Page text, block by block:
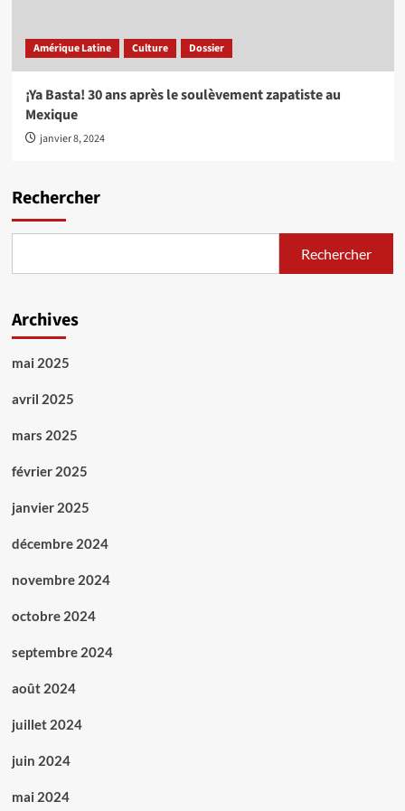
Amérique Latine Culture Dossier
¡Ya Basta! 30 ans après le soulèvement zapatiste au
Mexique
janvier 8, 2024
Rechercher
Rechercher
Archives
mai 2025
avril 2025
mars 2025
février 2025
janvier 2025
décembre 2024
novembre 2024
octobre 2024
septembre 2024
août 2024
juillet 2024
juin 2024
mai 2024